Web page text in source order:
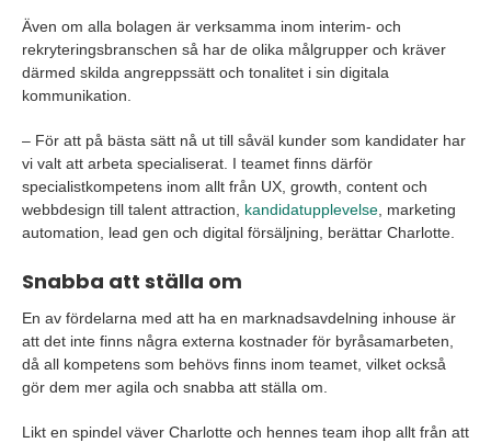
Även om alla bolagen är verksamma inom interim- och
rekryteringsbranschen så har de olika målgrupper och kräver
därmed skilda angreppssätt och tonalitet i sin digitala
kommunikation.
– För att på bästa sätt nå ut till såväl kunder som kandidater har
vi valt att arbeta specialiserat. I teamet finns därför
specialistkompetens inom allt från UX, growth, content och
webbdesign till talent attraction, kandidatupplevelse, marketing
automation, lead gen och digital försäljning, berättar Charlotte.
Snabba att ställa om
En av fördelarna med att ha en marknadsavdelning inhouse är
att det inte finns några externa kostnader för byråsamarbeten,
då all kompetens som behövs finns inom teamet, vilket också
gör dem mer agila och snabba att ställa om.
Likt en spindel väver Charlotte och hennes team ihop allt från att